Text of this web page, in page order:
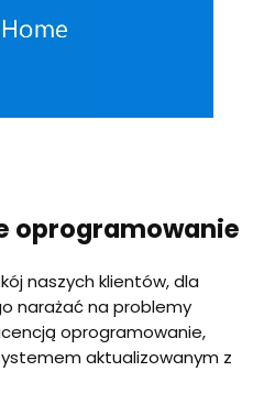
oprogramowanie
naszych klientów, dla
narażać na problemy
oprogramowanie,
aktualizowanym z